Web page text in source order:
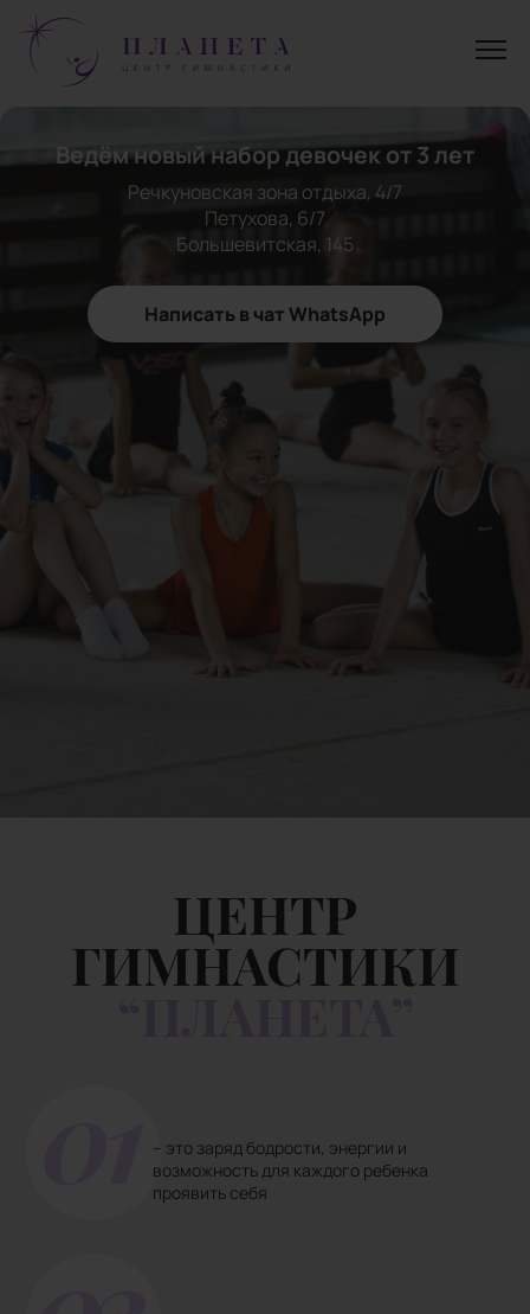
Записаться на тренировку
ЦЕНТР
ГИМНАСТИКИ
– это заряд бодрости, энергии и
возможность для каждого ребенка
проявить себя